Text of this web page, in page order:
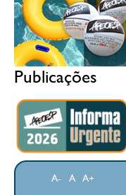
Publicações
A- A A+